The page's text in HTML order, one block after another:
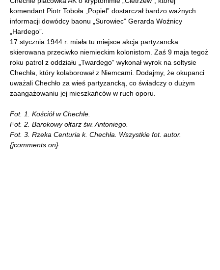
komendant Piotr Toboła „Popiel” dostarczał bardzo ważnych
informacji dowódcy baonu „Surowiec” Gerarda Woźnicy
„Hardego”.
17 stycznia 1944 r. miała tu miejsce akcja partyzancka
skierowana przeciwko niemieckim kolonistom. Zaś 9 maja tegoż
roku patrol z oddziału „Twardego” wykonał wyrok na sołtysie
Chechła, który kolaborował z Niemcami. Dodajmy, że okupanci
uważali Chechło za wieś partyzancką, co świadczy o dużym
zaangażowaniu jej mieszkańców w ruch oporu.
Fot. 1. Kościół w Chechle.
Fot. 2. Barokowy ołtarz św. Antoniego.
Fot. 3. Rzeka Centuria k. Chechła. Wszystkie fot. autor.
{jcomments on}